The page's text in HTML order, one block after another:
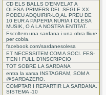
CD ELS BALLS D'ENVELAT A
OLESA.PRIMERS DEL SEGLE XX.
PODEU ADQUIRIR-LO AL PREU DE
10 EUR A PAPERIA NÚRIA I OLESA
MUSIK, O A LA NOSTRA ENTITAT.
Escoltem una sardana i una obra lliure
per cobla.
facebook.com/sardanesolesa
ET NECESSITEM COM A SOCI. FES-
T'EN ! FULL D'INSCRIPCIO
TOT SOBRE LA SARDANA
entra la xarxa INSTAGRAM, SOM A
@SARDAZERO.
COMPTAR I REPARTIR LA SARDANA.
SISTEMA -10